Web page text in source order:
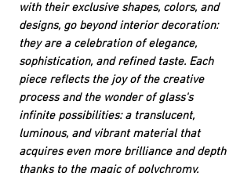
with their exclusive shapes, colors, and
designs, go beyond interior decoration:
they are a celebration of elegance,
sophistication, and refined taste. Each
piece reflects the joy of the creative
process and the wonder of glass's
infinite possibilities: a translucent,
luminous, and vibrant material that
acquires even more brilliance and depth
thanks to the magic of polychromy.